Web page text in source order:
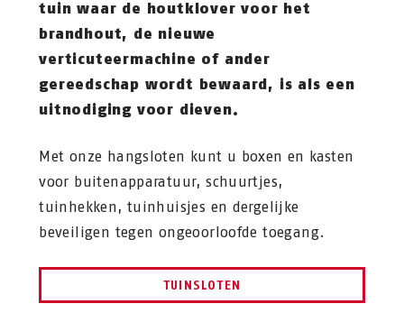
tuin waar de houtklover voor het
brandhout, de nieuwe
verticuteermachine of ander
gereedschap wordt bewaard, is als een
uitnodiging voor dieven.
Met onze hangsloten kunt u boxen en kasten
voor buitenapparatuur, schuurtjes,
tuinhekken, tuinhuisjes en dergelijke
beveiligen tegen ongeoorloofde toegang.
TUINSLOTEN